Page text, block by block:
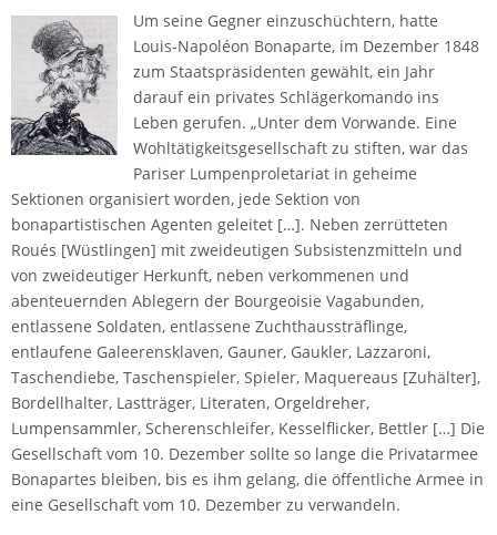
Um seine Gegner einzuschüchtern, hatte
Louis-Napoléon Bonaparte, im Dezember 1848
zum Staatspräsidenten gewählt, ein Jahr
darauf ein privates Schlägerkomando ins
Leben gerufen. „Unter dem Vorwande. Eine
Wohltätigkeitsgesellschaft zu stiften, war das
Pariser Lumpenproletariat in geheime
Sektionen organisiert worden, jede Sektion von
bonapartistischen Agenten geleitet […]. Neben zerrütteten
Roués [Wüstlingen] mit zweideutigen Subsistenzmitteln und
von zweideutiger Herkunft, neben verkommenen und
abenteuernden Ablegern der Bourgeoisie Vagabunden,
entlassene Soldaten, entlassene Zuchthaussträflinge,
entlaufene Galeerensklaven, Gauner, Gaukler, Lazzaroni,
Taschendiebe, Taschenspieler, Spieler, Maquereaus [Zuhälter],
Bordellhalter, Lastträger, Literaten, Orgeldreher,
Lumpensammler, Scherenschleifer, Kesselflicker, Bettler […] Die
Gesellschaft vom 10. Dezember sollte so lange die Privatarmee
Bonapartes bleiben, bis es ihm gelang, die öffentliche Armee in
eine Gesellschaft vom 10. Dezember zu verwandeln.